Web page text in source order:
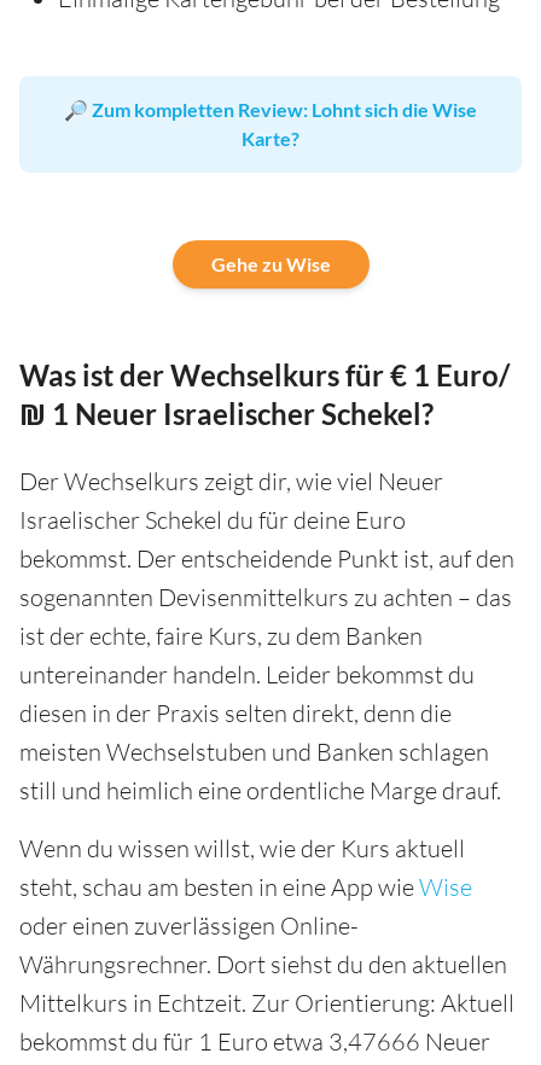
🔎 Zum kompletten Review: Lohnt sich die Wise
Karte?
Gehe zu Wise
Was ist der Wechselkurs für € 1 Euro/
₪ 1 Neuer Israelischer Schekel?
Der Wechselkurs zeigt dir, wie viel Neuer
Israelischer Schekel du für deine Euro
bekommst. Der entscheidende Punkt ist, auf den
sogenannten Devisenmittelkurs zu achten – das
ist der echte, faire Kurs, zu dem Banken
untereinander handeln. Leider bekommst du
diesen in der Praxis selten direkt, denn die
meisten Wechselstuben und Banken schlagen
still und heimlich eine ordentliche Marge drauf.
Wenn du wissen willst, wie der Kurs aktuell
steht, schau am besten in eine App wieWise
oder einen zuverlässigen Online-
Währungsrechner. Dort siehst du den aktuellen
Mittelkurs in Echtzeit. Zur Orientierung: Aktuell
bekommst du für 1 Euro etwa 3,47666 Neuer